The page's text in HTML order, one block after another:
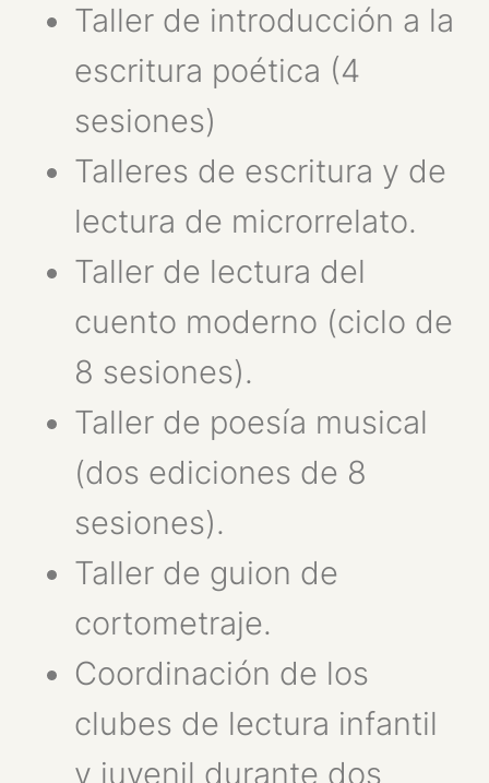
Taller de introducción a la
escritura poética (4
sesiones)
Talleres de escritura y de
lectura de microrrelato.
Taller de lectura del
cuento moderno (ciclo de
8 sesiones).
Taller de poesía musical
(dos ediciones de 8
sesiones).
Taller de guion de
cortometraje.
Coordinación de los
clubes de lectura infantil
y juvenil durante dos